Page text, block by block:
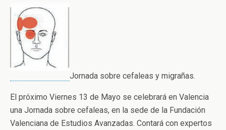
Jornada sobre cefaleas y migrañas.
El próximo Viernes 13 de Mayo se celebrará en Valencia
una Jornada sobre cefaleas, en la sede de la Fundación
Valenciana de Estudios Avanzadas. Contará con expertos